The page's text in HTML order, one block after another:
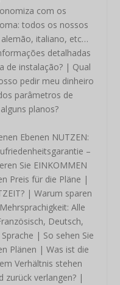
com os
todos os nossos
italiano, etc…
detalhadas
de instalação? | Qual
pedir meu dinheiro
parâmetros de
planos?
Ebenen NUTZEN:
–
Sie EINKOMMEN
Preis für die Pläne |
| Warum sparen
Alle
Deutsch,
| So sehen Sie
Plänen | Was ist die
​​Verhältnis stehen
zurück verlangen? |